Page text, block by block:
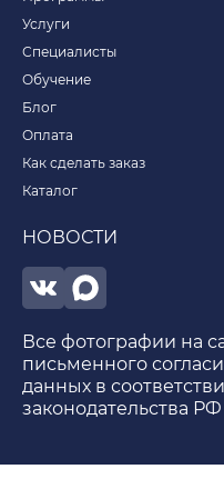
Услуги
Специалисты
Обучение
Блог
Оплата
Как сделать заказ
Каталог
НОВОСТИ
Все фотографии на
письменного
данных в
законодательства РФ